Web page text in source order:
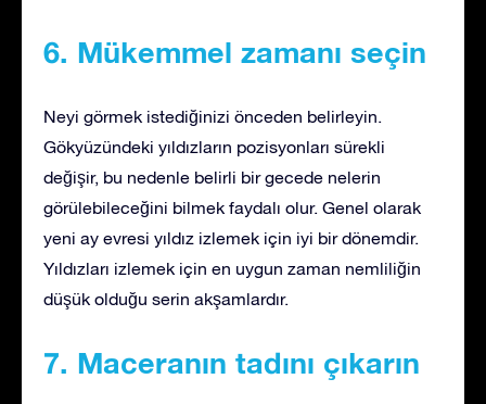
6. Mükemmel zamanı seçin
Neyi görmek istediğinizi önceden belirleyin.
Gökyüzündeki yıldızların pozisyonları sürekli
değişir, bu nedenle belirli bir gecede nelerin
görülebileceğini bilmek faydalı olur. Genel olarak
yeni ay evresi yıldız izlemek için iyi bir dönemdir.
Yıldızları izlemek için en uygun zaman nemliliğin
düşük olduğu serin akşamlardır.
7. Maceranın tadını çıkarın